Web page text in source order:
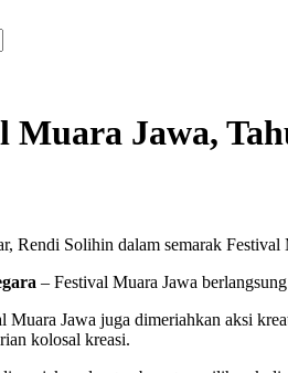
Muara Jawa,
Rendi Solihin dalam semarak Festival
– Festival Muara Jawa
Jawa juga dimeriahkan aksi
kolosal kreasi.